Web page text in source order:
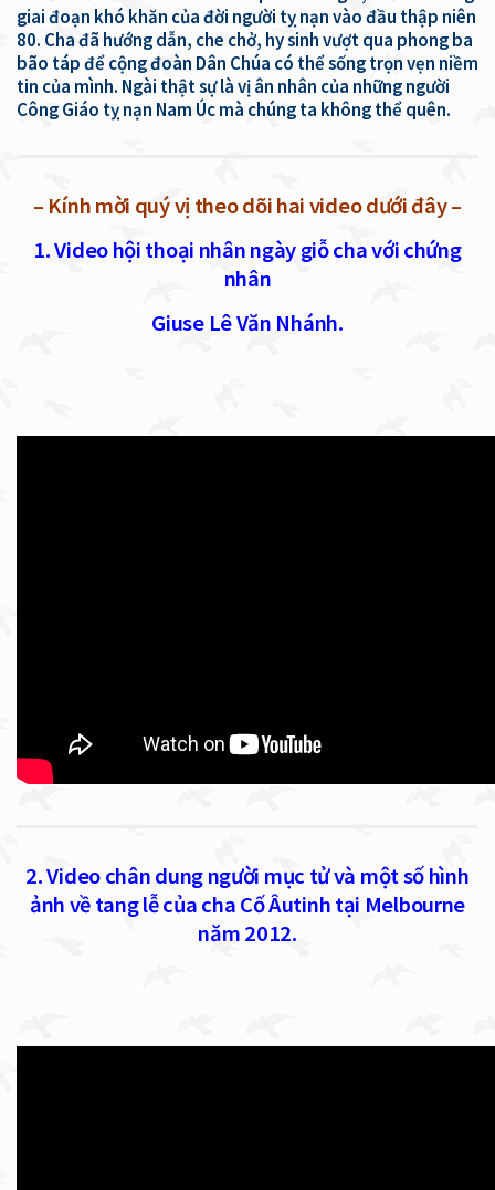
giai đoạn khó khăn của đời người tỵ nạn vào đầu thập niên
80. Cha đã hướng dẫn, che chở, hy sinh vượt qua phong ba
bão táp để cộng đoàn Dân Chúa có thể sống trọn vẹn niềm
tin của mình. Ngài thật sự là vị ân nhân của những người
Công Giáo tỵ nạn Nam Úc mà chúng ta không thể quên.
– Kính mời quý vị theo dõi hai video dưới đây –
1. Video hội thoại nhân ngày giỗ cha với chứng
nhân
Giuse Lê Văn Nhánh.
2. Video chân dung người mục tử và một số hình
ảnh về tang lễ của cha Cố Âutinh tại Melbourne
năm 2012.